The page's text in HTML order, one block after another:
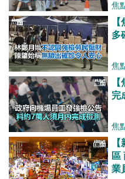
焦
多
焦
完
焦
區
業